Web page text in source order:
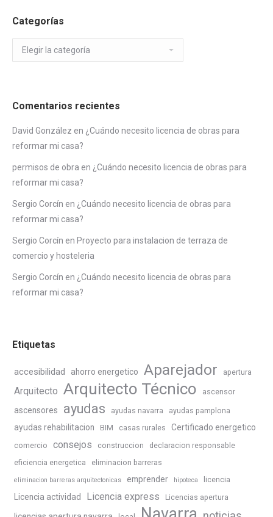
Categorías
Categorías
Comentarios recientes
David González en ¿Cuándo necesito licencia de obras para
reformar mi casa?
permisos de obra en ¿Cuándo necesito licencia de obras para
reformar mi casa?
Sergio Corcín en ¿Cuándo necesito licencia de obras para
reformar mi casa?
Sergio Corcín en Proyecto para instalacion de terraza de
comercio y hosteleria
Sergio Corcín en ¿Cuándo necesito licencia de obras para
reformar mi casa?
Etiquetas
accesibilidad ahorro energetico Aparejador apertura
Arquitecto Arquitecto Técnico ascensor
ascensores ayudas ayudas navarra ayudas pamplona
ayudas rehabilitacion BIM casas rurales Certificado energetico
comercio consejos construccion
declaracion responsable
eficiencia energetica
eliminacion barreras
eliminacion barreras arquitectonicas emprender hipoteca licencia
Licencia actividad Licencia express Licencias apertura